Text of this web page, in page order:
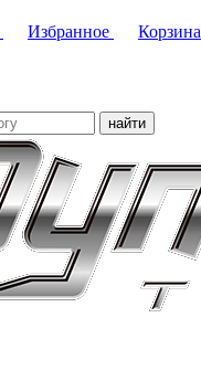
Избранное
Корзина
найти